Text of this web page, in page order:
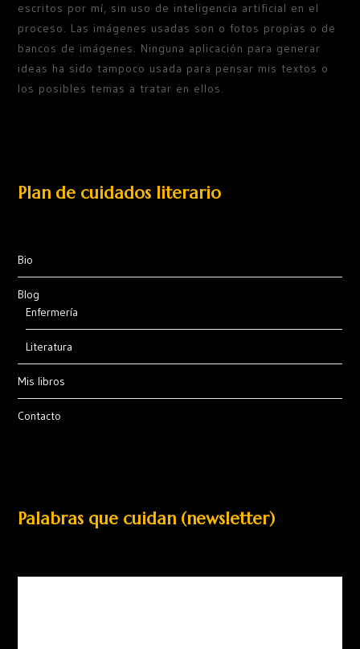
escritos por mí, sin uso de inteligencia artificial en el
proceso. Las imágenes usadas son o fotos propias o de
bancos de imágenes. Ninguna aplicación para generar
ideas ha sido tampoco usada para pensar mis textos o
los posibles temas a tratar en ellos.
Plan de cuidados literario
Bio
Blog
Enfermería
Literatura
Mis libros
Contacto
Palabras que cuidan (newsletter)